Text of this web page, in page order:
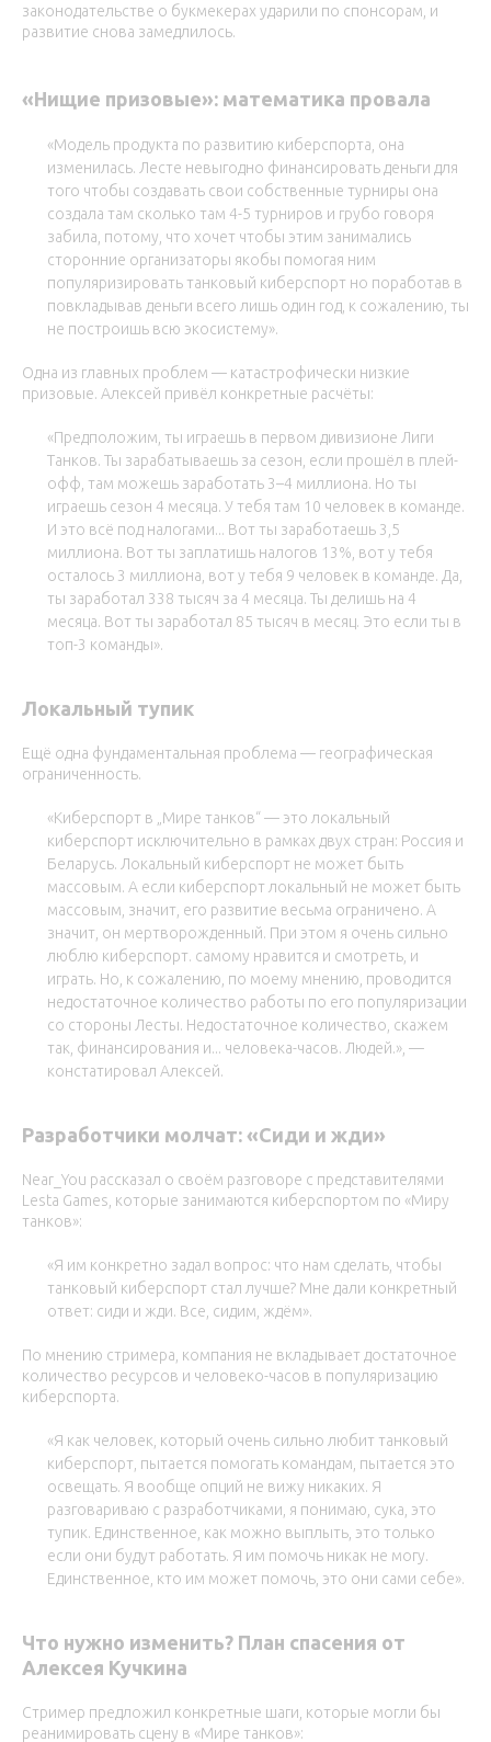
законодательстве о букмекерах ударили по спонсорам, и
развитие снова замедлилось.
«Нищие призовые»: математика провала
«Модель продукта по развитию киберспорта, она
изменилась. Лесте невыгодно финансировать деньги для
того чтобы создавать свои собственные турниры она
создала там сколько там 4-5 турниров и грубо говоря
забила, потому, что хочет чтобы этим занимались
сторонние организаторы якобы помогая ним
популяризировать танковый киберспорт но поработав в
повкладывав деньги всего лишь один год, к сожалению, ты
не построишь всю экосистему».
Одна из главных проблем — катастрофически низкие
призовые. Алексей привёл конкретные расчёты:
«Предположим, ты играешь в первом дивизионе Лиги
Танков. Ты зарабатываешь за сезон, если прошёл в плей-
офф, там можешь заработать 3–4 миллиона. Но ты
играешь сезон 4 месяца. У тебя там 10 человек в команде.
И это всё под налогами... Вот ты заработаешь 3,5
миллиона. Вот ты заплатишь налогов 13%, вот у тебя
осталось 3 миллиона, вот у тебя 9 человек в команде. Да,
ты заработал 338 тысяч за 4 месяца. Ты делишь на 4
месяца. Вот ты заработал 85 тысяч в месяц. Это если ты в
топ-3 команды».
Локальный тупик
Ещё одна фундаментальная проблема — географическая
ограниченность.
«Киберспорт в „Мире танков“ — это локальный
киберспорт исключительно в рамках двух стран: Россия и
Беларусь. Локальный киберспорт не может быть
массовым. А если киберспорт локальный не может быть
массовым, значит, его развитие весьма ограничено. А
значит, он мертворожденный. При этом я очень сильно
люблю киберспорт. самому нравится и смотреть, и
играть. Но, к сожалению, по моему мнению, проводится
недостаточное количество работы по его популяризации
со стороны Лесты. Недостаточное количество, скажем
так, финансирования и... человека-часов. Людей.», —
констатировал Алексей.
Разработчики молчат: «Сиди и жди»
Near_You рассказал о своём разговоре с представителями
Lesta Games, которые занимаются киберспортом по «Миру
танков»:
«Я им конкретно задал вопрос: что нам сделать, чтобы
танковый киберспорт стал лучше? Мне дали конкретный
ответ: сиди и жди. Все, сидим, ждём».
По мнению стримера, компания не вкладывает достаточное
количество ресурсов и человеко-часов в популяризацию
киберспорта.
«Я как человек, который очень сильно любит танковый
киберспорт, пытается помогать командам, пытается это
освещать. Я вообще опций не вижу никаких. Я
разговариваю с разработчиками, я понимаю, сука, это
тупик. Единственное, как можно выплыть, это только
если они будут работать. Я им помочь никак не могу.
Единственное, кто им может помочь, это они сами себе».
Что нужно изменить? План спасения от
Алексея Кучкина
Стример предложил конкретные шаги, которые могли бы
реанимировать сцену в «Мире танков»: